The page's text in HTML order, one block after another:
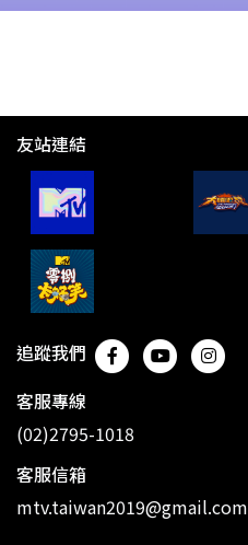
友站連結
追蹤我們
客服專線
(02)2795-1018
客服信箱
mtv.taiwan2019@gmail.com